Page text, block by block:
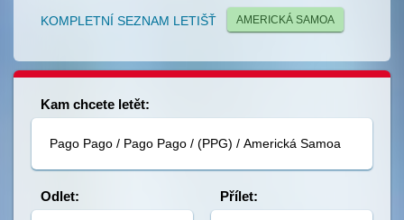
KOMPLETNÍ SEZNAM LETIŠŤ AMERICKÁ SAMOA
Kam chcete letět:
Odlet: Přílet: